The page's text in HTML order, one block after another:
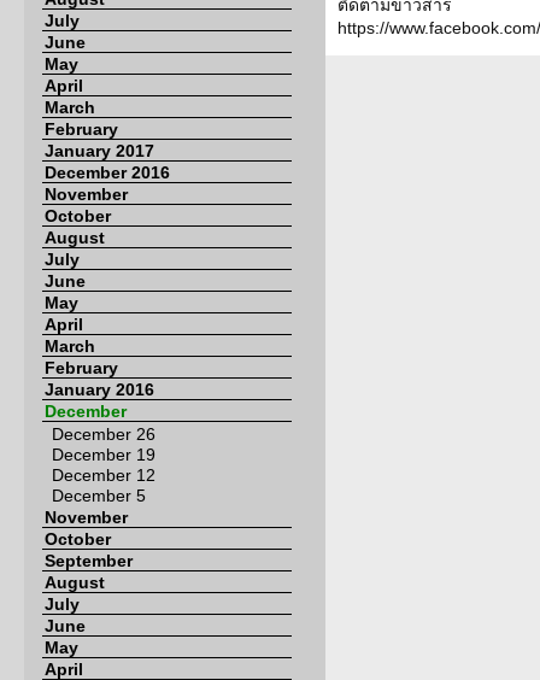
July
June
May
April
March
February
January 2017
December 2016
November
October
August
July
June
May
April
March
February
January 2016
December
December 26
December 19
December 12
December 5
November
October
September
August
July
June
May
April
ติดตามข่าวสาร
https://